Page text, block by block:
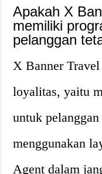
Apakah X
memiliki
pelanggan
X Banner
loyalitas, yaitu
untuk
menggunakan
Agent dalam